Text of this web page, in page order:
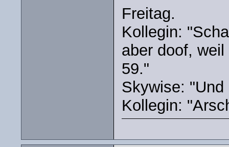
Freitag.
Kollegin:
aber doof,
59."
Skywise:
Kollegin: